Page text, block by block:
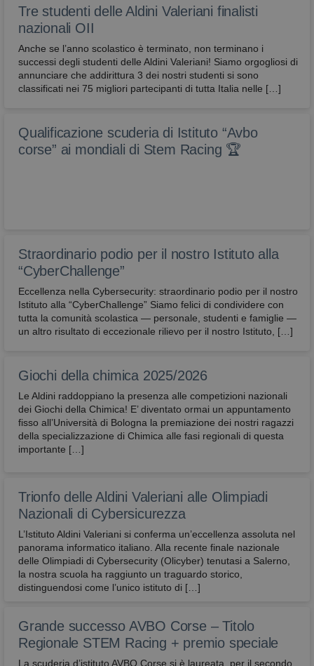
Tre studenti delle Aldini Valeriani finalisti
nazionali OII
Anche se l’anno scolastico è terminato, non terminano i
successi degli studenti delle Aldini Valeriani! Siamo orgogliosi di
annunciare che addirittura 3 dei nostri studenti si sono
classificati nei 75 migliori partecipanti di tutta Italia nelle […]
Qualificazione scuderia di Istituto “Avbo
corse” ai mondiali di Stem Racing 🏆
Straordinario podio per il nostro Istituto alla
“CyberChallenge”
Eccellenza nella Cybersecurity: straordinario podio per il nostro
Istituto alla “CyberChallenge” Siamo felici di condividere con
tutta la comunità scolastica — personale, studenti e famiglie —
un altro risultato di eccezionale rilievo per il nostro Istituto, […]
Giochi della chimica 2025/2026
Le Aldini raddoppiano la presenza alle competizioni nazionali
dei Giochi della Chimica! E’ diventato ormai un appuntamento
fisso all’Università di Bologna la premiazione dei nostri ragazzi
della specializzazione di Chimica alle fasi regionali di questa
importante […]
Trionfo delle Aldini Valeriani alle Olimpiadi
Nazionali di Cybersicurezza
L’Istituto Aldini Valeriani si conferma un’eccellenza assoluta nel
panorama informatico italiano. Alla recente finale nazionale
delle Olimpiadi di Cybersecurity (Olicyber) tenutasi a Salerno,
la nostra scuola ha raggiunto un traguardo storico,
distinguendosi come l’unico istituto di […]
Grande successo AVBO Corse – Titolo
Regionale STEM Racing + premio speciale
La scuderia d’istituto AVBO Corse si è laureata, per il secondo